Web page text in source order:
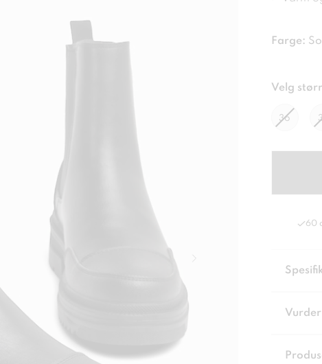
Farge:
Velg
36
60